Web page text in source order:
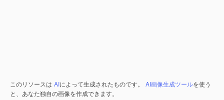
このリソースは AIによって生成されたものです。 AI画像生成ツールを使う
と、あなた独自の画像を作成できます。